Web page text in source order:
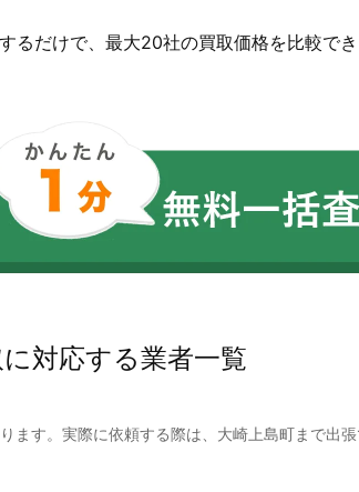
るだけで、最大20社の買取価格を比較で
対応する業者一覧
ます。実際に依頼する際は、大崎上島町まで出